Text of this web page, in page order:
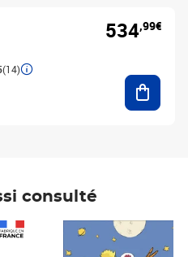
(14)
534,99€
consulté
Prix 7,50€